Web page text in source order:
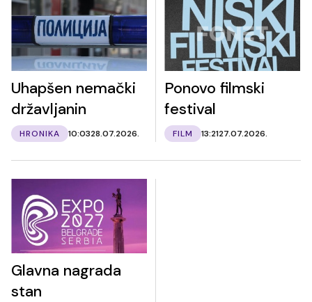
Uhapšen nemački
državljanin
HRONIKA 10:0328.07.2026.
Ponovo filmski
festival
FILM 13:2127.07.2026.
Glavna nagrada
stan